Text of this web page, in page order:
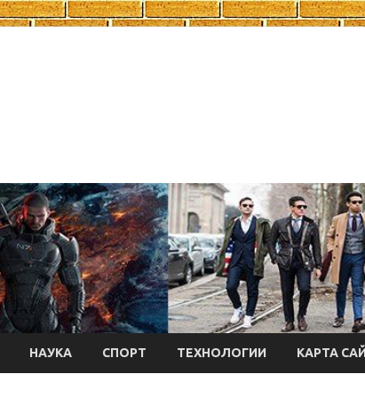
НАУКА СПОРТ ТЕХНОЛОГИИ КАРТА